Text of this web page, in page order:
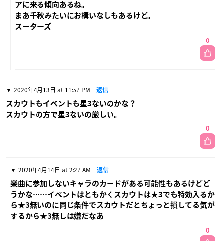
アに来る傾向あるね。
まあ千秋みたいにお構いなしもあるけど。
スーターズ
0
2020年4月13日 at 11:57 PM 返信
スカウトもイベントも星3ないのかな？
スカウトの方で星3ないの厳しい。
0
2020年4月14日 at 2:27 AM 返信
楽曲に参加しないキャラのカードがある可能性もあるけどど
うかな……イベントはともかくスカウトは★3でも特効入るか
ら★3無いのに同じ条件でスカウトだとちょっと損してる気が
するから★3無しは嫌だなあ
0